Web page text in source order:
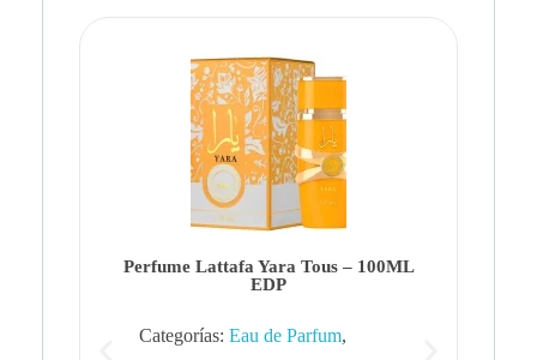
Perfume Lattafa Yara Tous – 100ML
EDP
Categorías: Eau de Parfum,